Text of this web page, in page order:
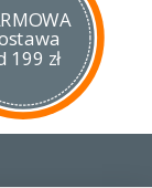
199 zł